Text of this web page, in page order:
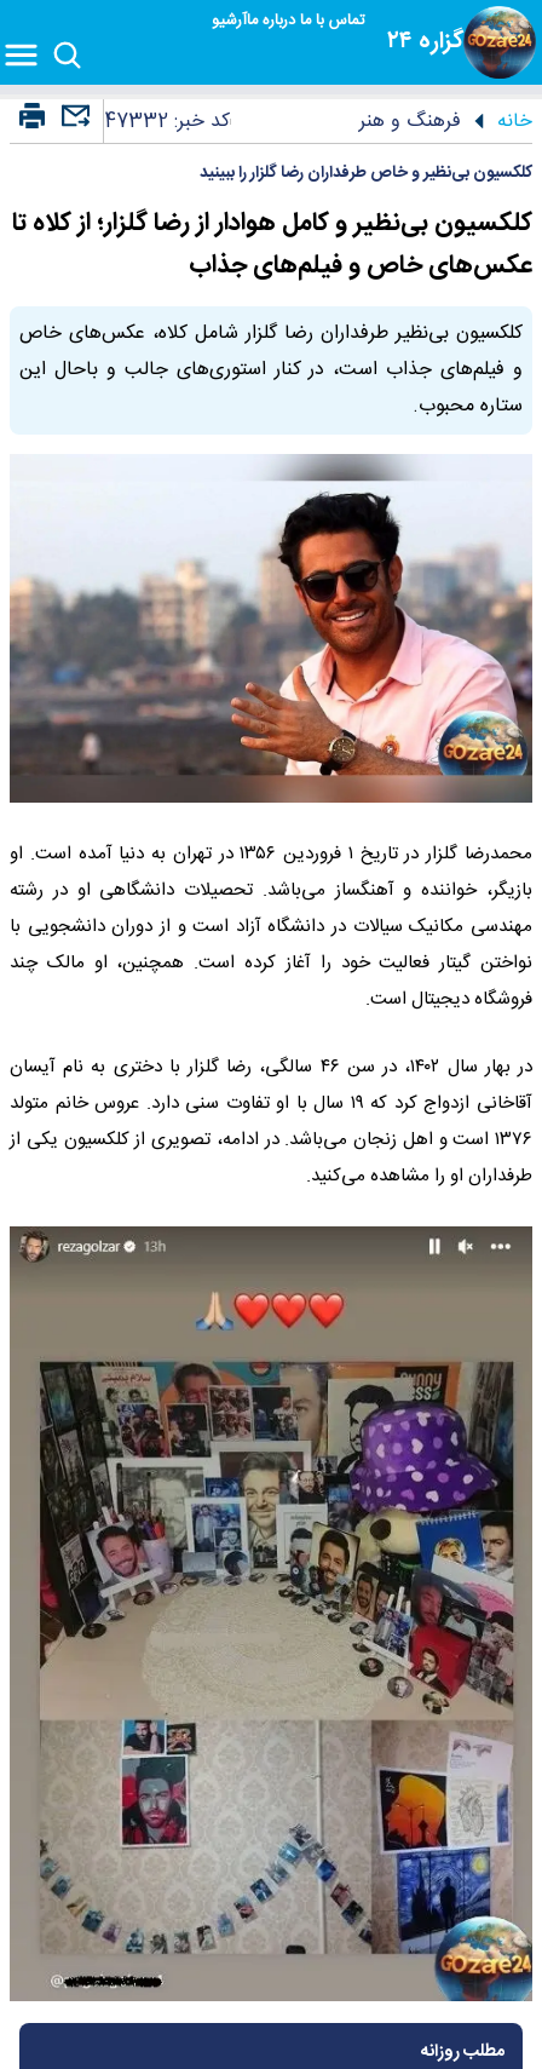
گزاره ۲۴
تماس با مادرباره ماآرشیو
خانه فرهنگ و هنر کد خبر:47332
کلکسیون بی‌نظیر و خاص طرفداران رضا گلزار را ببینید
کلکسیون بی‌نظیر و کامل هوادار از رضا گلزار؛ از کلاه تا
عکس‌های خاص و فیلم‌های جذاب
کلکسیون بی‌نظیر طرفداران رضا گلزار شامل کلاه، عکس‌های خاص
و فیلم‌های جذاب است، در کنار استوری‌های جالب و باحال این
ستاره محبوب.
محمدرضا گلزار در تاریخ ۱ فروردین ۱۳۵۶ در تهران به دنیا آمده است. او
بازیگر، خواننده و آهنگساز می‌باشد. تحصیلات دانشگاهی او در رشته
مهندسی مکانیک سیالات در دانشگاه آزاد است و از دوران دانشجویی با
نواختن گیتار فعالیت خود را آغاز کرده است. همچنین، او مالک چند
فروشگاه دیجیتال است.
در بهار سال ۱۴۰۲، در سن ۴۶ سالگی، رضا گلزار با دختری به نام آیسان
آقاخانی ازدواج کرد که ۱۹ سال با او تفاوت سنی دارد. عروس خانم متولد
۱۳۷۶ است و اهل زنجان می‌باشد. در ادامه، تصویری از کلکسیون یکی از
طرفداران او را مشاهده می‌کنید.
مطلب روزانه